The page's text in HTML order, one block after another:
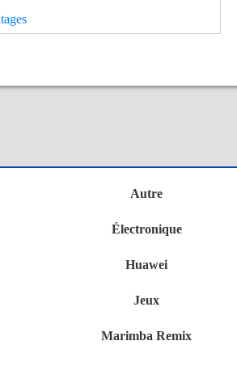
Autre
Électronique
Huawei
Jeux
Marimba Remix